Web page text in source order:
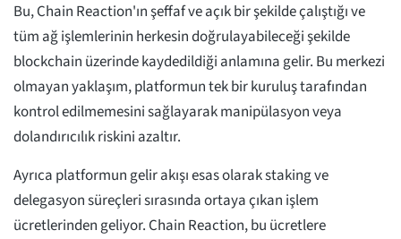
Bu, Chain Reaction'ın şeffaf ve açık bir şekilde çalıştığı ve
tüm ağ işlemlerinin herkesin doğrulayabileceği şekilde
blockchain üzerinde kaydedildiği anlamına gelir. Bu merkezi
olmayan yaklaşım, platformun tek bir kuruluş tarafından
kontrol edilmemesini sağlayarak manipülasyon veya
dolandırıcılık riskini azaltır.
Ayrıca platformun gelir akışı esas olarak staking ve
delegasyon süreçleri sırasında ortaya çıkan işlem
ücretlerinden geliyor. Chain Reaction, bu ücretlere